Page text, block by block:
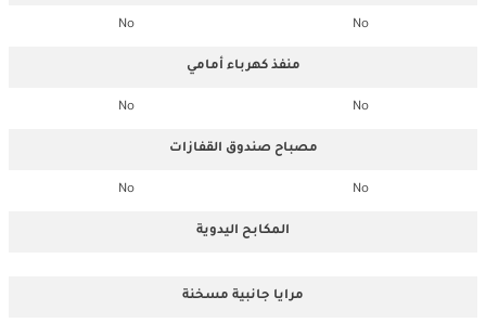
No
No
منفذ كهرباء أمامي
No
No
مصباح صندوق القفازات
No
No
المكابح اليدوية
مرايا جانبية مسخنة